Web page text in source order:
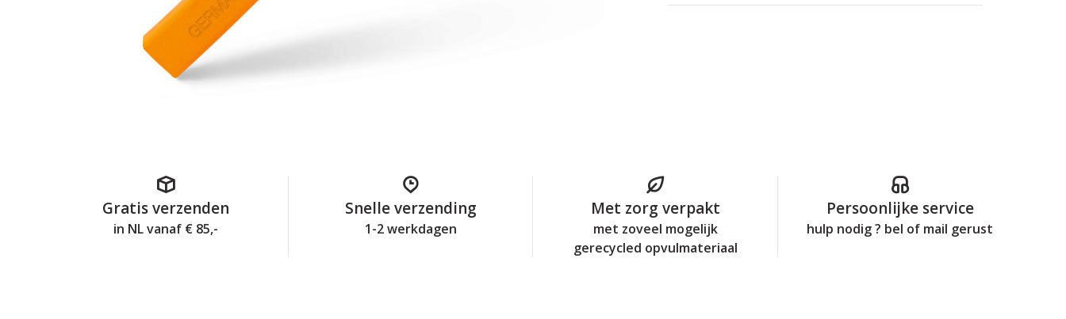
Gratis verzenden
in NL vanaf € 85,-
Snelle verzending
1-2 werkdagen
Met zorg verpakt
met zoveel mogelijk
gerecycled opvulmateriaal
Persoonlijke service
hulp nodig ? bel of mail gerust